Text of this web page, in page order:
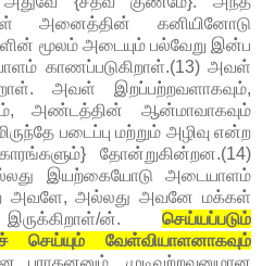
அனைத்தின் கனியினோடு
மூலம் அடையும் பல்வேறு இன்ப
காணப்படுகிறாள்.(13) அவள்
அவள் இறப்பற்றவளாகவும்,
அண்டத்தின் ஆன்மாவாகவும்
படைப்பு மற்றும் அழிவு என்ற
தோன்றுகின்றன.(14)
இயற்கையோடு அடையாளம்
அவளே, அல்லது அவனே மக்கள்
ன். செய்யப்படும்
செய்யும் வேள்வியாளனாகவும்